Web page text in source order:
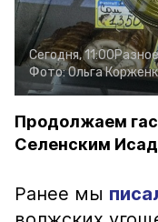
Сегодня, 11:00Разное
Фото:Ольга
Продолжаем
Селенским
Ранее мы